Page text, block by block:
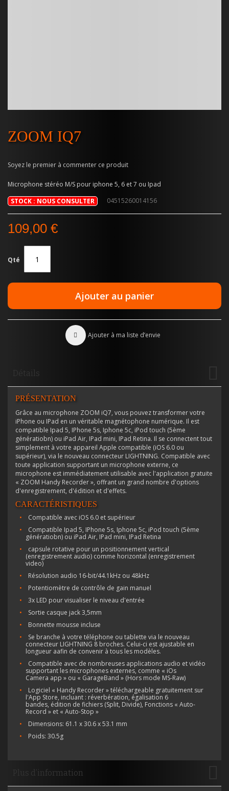
ZOOM IQ7
Soyez le premier à commenter ce produit
Microphone stéréo M/S pour iphone 5, 6 et 7 ou Ipad
STOCK : NOUS CONSULTER
04515260014156
109,00 €
Qté
Ajouter au panier
Ajouter à ma liste d’envie
Détails
PRÉSENTATION
Grâce au microphone ZOOM iQ7, vous pouvez transformer votre
iPhone ou IPad en un véritable magnétophone numérique. Il est
compatible Ipad 5, IPhone 5s, Iphone 5c, iPod touch (5ème
génératiobn) ou iPad Air, IPad mini, IPad Retina. Il se connectent tout
simplement à votre appareil Apple compatible (iOS 6.0 ou
supérieur), via le nouveau connecteur LIGHTNING. Compatible avec
toute application supportant un microphone externe, ce
microphone est immédiatement utilisable avec l'application gratuite
« ZOOM Handy Recorder », offrant un grand nombre d'options
d'enregistrement, d'édition et d'effets.
CARACTÉRISTIQUES
Compatible avec iOS 6.0 et supérieur
Compatible Ipad 5, IPhone 5s, Iphone 5c, iPod touch (5ème
génératiobn) ou iPad Air, IPad mini, IPad Retina
capsule rotative pour un positionnement vertical
(enregistrement audio) comme horizontal (enregistrement
video)
Résolution audio 16-bit/44.1kHz ou 48kHz
Potentiomètre de contrôle de gain manuel
3x LED pour visualiser le niveau d'entrée
Sortie casque jack 3,5mm
Bonnette mousse incluse
Se branche à votre téléphone ou tablette via le nouveau
connecteur LIGHTNING 8 broches. Celui-ci est ajustable en
longueur aafin de convenir à tous les modèles.
Compatible avec de nombreuses applications audio et vidéo
supportant les microphones externes, comme « iOs
Camera app » ou « GarageBand » (Hors mode MS-Raw)
Logiciel « Handy Recorder » téléchargeable gratuitement sur
l'App Store, incluant : réverbération, égalisation 6
bandes, édition de fichiers (Split, Divide), Fonctions « Auto-
Record » et « Auto-Stop »
Dimensions: 61.1 x 30.6 x 53.1 mm
Poids: 30.5g
Plus d’information